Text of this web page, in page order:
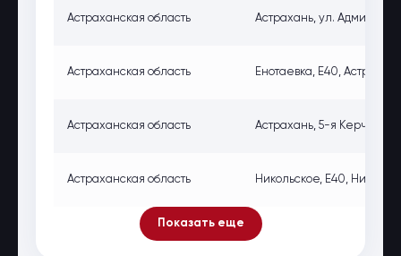
Астраханская область Астрахань, ул. Адмирала
Астраханская область Енотаевка, Е40,
Астраханская область Астрахань, 5-я
Астраханская область Никольское, Е40,
Показать еще